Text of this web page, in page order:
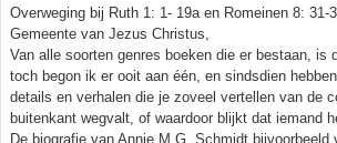
Overweging bij Ruth 1: 1- 19a en Romeinen 8: 31-
Gemeente van Jezus Christus,
Van alle soorten genres boeken die er bestaan,
toch begon ik er ooit aan één, en sindsdien
details en verhalen die je zoveel vertellen van de
buitenkant wegvalt, of waardoor blijkt dat iemand
De biografie van Annie M.G. Schmidt